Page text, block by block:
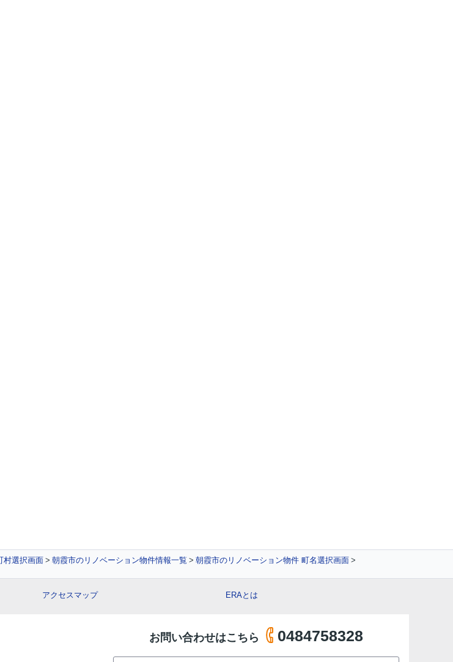
村選択画面 朝霞市のリノベーション物件情報一覧
朝霞市のリノベーション物件 町名選択画面
アクセスマップ ERAとは
お問い合わせはこちら 0484758328